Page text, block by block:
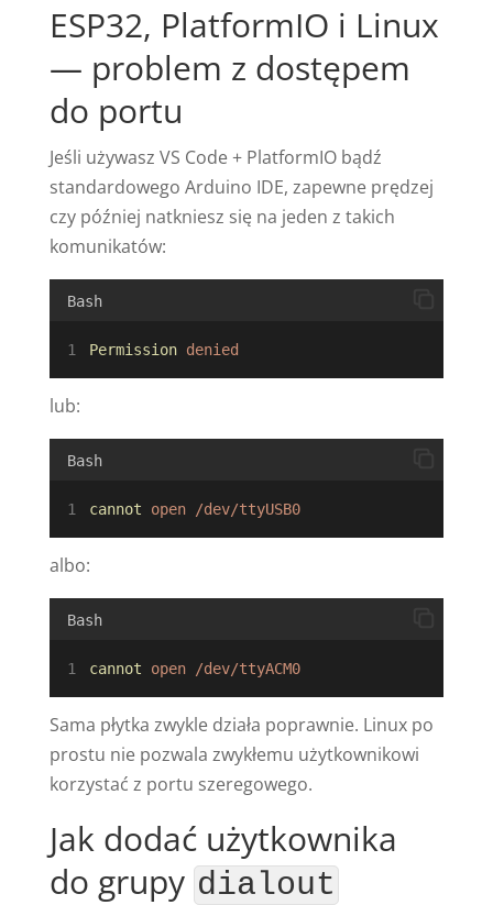
ESP32, PlatformIO i Linux
— problem z dostępem
do portu
Jeśli używasz VS Code + PlatformIO bądź
standardowego Arduino IDE, zapewne prędzej
czy później natkniesz się na jeden z takich
komunikatów:
Bash
Permission denied
lub:
Bash
cannot open /dev/ttyUSB0
albo:
Bash
cannot open /dev/ttyACM0
Sama płytka zwykle działa poprawnie. Linux po
prostu nie pozwala zwykłemu użytkownikowi
korzystać z portu szeregowego.
Jak dodać użytkownika
do grupy dialout